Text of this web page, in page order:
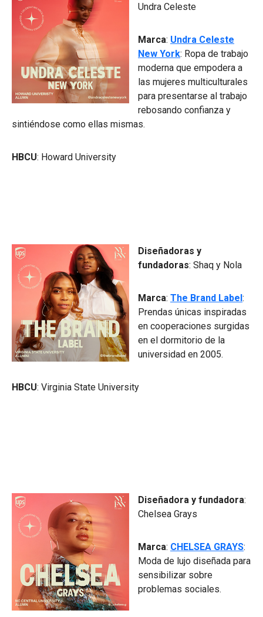
Undra Celeste
Marca: Undra Celeste
New York: Ropa de trabajo
moderna que empodera a
las mujeres multiculturales
para presentarse al trabajo
rebosando confianza y
sintiéndose como ellas mismas.
HBCU: Howard University
Diseñadoras y
fundadoras: Shaq y Nola
Marca: The Brand Label:
Prendas únicas inspiradas
en cooperaciones surgidas
en el dormitorio de la
universidad en 2005.
HBCU: Virginia State University
Diseñadora y fundadora:
Chelsea Grays
Marca: CHELSEA GRAYS:
Moda de lujo diseñada para
sensibilizar sobre
problemas sociales.